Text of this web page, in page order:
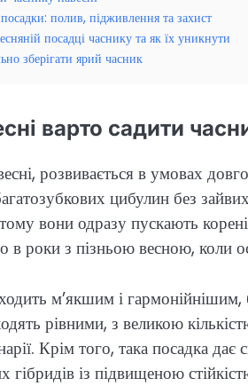
полив, підживлення та захист
посадці часнику та як їх уникнути
зберігати ярий часник
варто садити
розвивається в умовах
цибулин без
вони одразу пускають
в роки з пізньою весною, коли
м’якшим і гармонійнішим,
рівними, з великою
Крім того, така посадка
гібридів із підвищеною